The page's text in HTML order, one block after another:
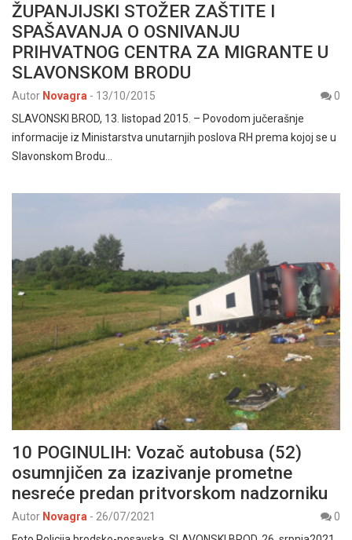
ŽUPANJIJSKI STOŽER ZAŠTITE I
SPAŠAVANJA O OSNIVANJU
PRIHVATNOG CENTRA ZA MIGRANTE U
SLAVONSKOM BRODU
Autor Novagra - 13/10/2015
0
SLAVONSKI BROD, 13. listopad 2015. – Povodom jučerašnje
informacije iz Ministarstva unutarnjih poslova RH prema kojoj se u
Slavonskom Brodu…
10 POGINULIH: Vozač autobusa (52)
osumnjičen za izazivanje prometne
nesreće predan pritvorskom nadzorniku
Autor Novagra - 26/07/2021
0